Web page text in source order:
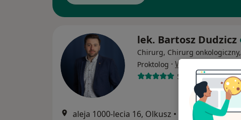
lek. Bartosz Dudzicz
Chirurg, Chirurg onkologiczny,
Proktolog · Więcej
504 opinie
aleja 1000-lecia 16, Olkusz • Mapa